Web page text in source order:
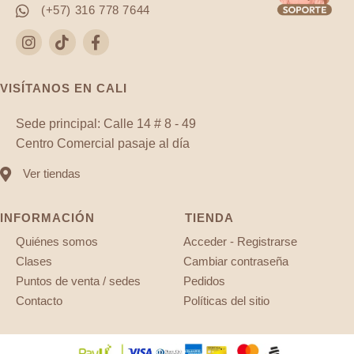
(+57) 316 778 7644
VISÍTANOS EN CALI
Sede principal: Calle 14 # 8 - 49
Centro Comercial pasaje al día
Ver tiendas
INFORMACIÓN
Quiénes somos
Clases
Puntos de venta / sedes
Contacto
TIENDA
Acceder - Registrarse
Cambiar contraseña
Pedidos
Políticas del sitio